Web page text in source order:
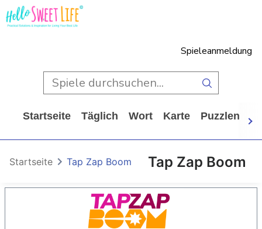
Spieleanmeldung
Startseite Täglich Wort Karte Puzzlen
Tap Zap Boom
Startseite Tap Zap Boom